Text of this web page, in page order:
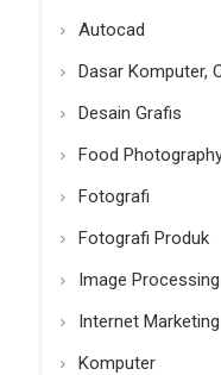
Autocad
Dasar Komputer,
Desain Grafis
Food
Fotografi
Fotografi Produk
Image Processing
Internet Marketing
Komputer